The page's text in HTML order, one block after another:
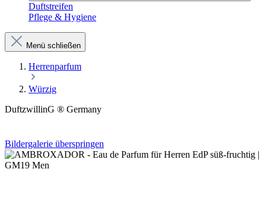
Duftstreifen
Pflege & Hygiene
Menü schließen
Herrenparfum
Würzig
DuftzwillinG ® Germany
Bildergalerie überspringen